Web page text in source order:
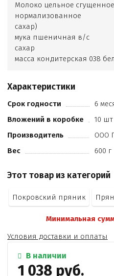
Молоко цельное
нормализованное
сахар)
мука пшеничная в/с
сахар
масса кондитерская 038
заменитель масла какао
фракционированное
пальмоядровое масло
Е 492 - 0
4%))
эмульгаторы (лецитин
ароматизатор Ванилин)
вода питьевая
сахарная пудра
белок яичный сухой
жир кондитерский
дезодорированные
натуральном и
пальмоядровое)
Характеристики
Срок годности
6
Вложений в коробке
10 шт
Производитель
ООО
Вес
600 г
Этот товар из категорий
Покровский пряник
Минимальная
Условия доставки и оплаты
В наличии
1 038 руб.